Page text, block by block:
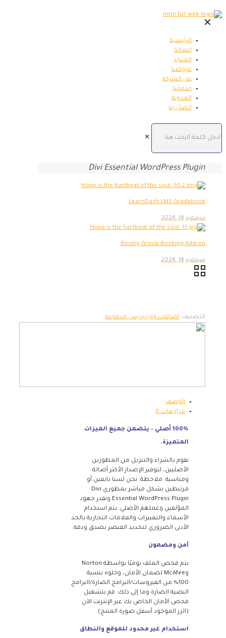
✕
الرئيسية
اعمالنا
المتجر
عروضنا
عن الشركة
خدماتنا
المدونة
اتصل بنا
✕
Divi Essential WordPress Plugin
LearnDash LMS Gradebook
سبتمبر 14, 2024
Bookly Group Booking Add-on
سبتمبر 14, 2024
التصنيف: اضافات ووردبريس مدفوعه
الوصف
مراجعات0
100% أصلي – يتضمن جميع الميزات
المتميزة.
نقوم بالشراء والتنزيل من المطورين
الأصليين، لتوفير الإصدار الأكثر أصالة
ومناسبة. ملاحظة: نحن لسنا تابعين أو
مرتبطين بشكل مباشر بمطوري Divi
Essential WordPress Plugin ونقدر جهود
المؤلفين وعملهم الأصلي. يتم استخدام
الأسماء والتعبيرات والعلامات التجارية بالحد
الأدنى الضروري لتحديد العنصر بصدق ودقة.
آمن ومضمون
يتم فحص الملف يوميًا بواسطة Norton
وMcAfee لضمان الأمان، وخلوه بنسبة
100% من الفيروسات/البرامج الضارة/البرامج
النصية الضارة وما إلى ذلك. قم بتشغيل
فحص الأمان الخاص بك عبر الإنترنت الآن
(الزر الموجود أسفل صورة المنتج).
استخدام غير محدود للموقع والنطاق